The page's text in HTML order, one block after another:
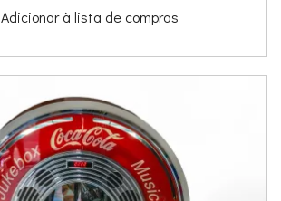
Adicionar à lista de compras